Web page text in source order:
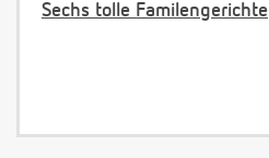
Sechs tolle Familengerichte